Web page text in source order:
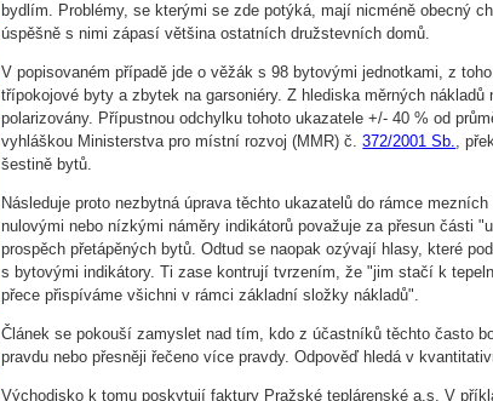
bydlím. Problémy, se kterými se zde potýká, mají nicméně obecný
úspěšně s nimi zápasí většina ostatních družstevních domů.
V popisovaném případě jde o věžák s 98 bytovými jednotkami, z
třípokojové byty a zbytek na garsoniéry. Z hlediska měrných
polarizovány. Přípustnou odchylku tohoto ukazatele +/- 40 % od
vyhláškou Ministerstva pro místní rozvoj (MMR) č.372/2001 Sb.,
šestině bytů.
Následuje proto nezbytná úprava těchto ukazatelů do rámce
nulovými nebo nízkými náměry indikátorů považuje za přesun části
prospěch přetápěných bytů. Odtud se naopak ozývají hlasy, které
s bytovými indikátory. Ti zase kontrují tvrzením, že "jim stačí k
přece přispíváme všichni v rámci základní složky nákladů".
Článek se pokouší zamyslet nad tím, kdo z účastníků těchto často
pravdu nebo přesněji řečeno více pravdy. Odpověď hledá v
Východisko k tomu poskytují faktury Pražské teplárenské a.s. V